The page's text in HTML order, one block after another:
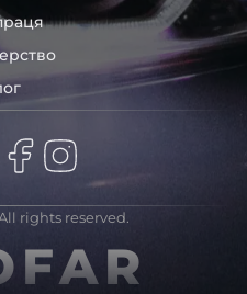
rights reserved.